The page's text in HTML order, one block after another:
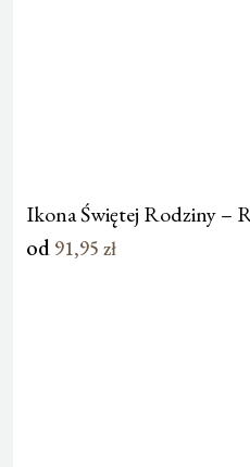
Ikona Świętej Rodziny –
od 91,95 zł